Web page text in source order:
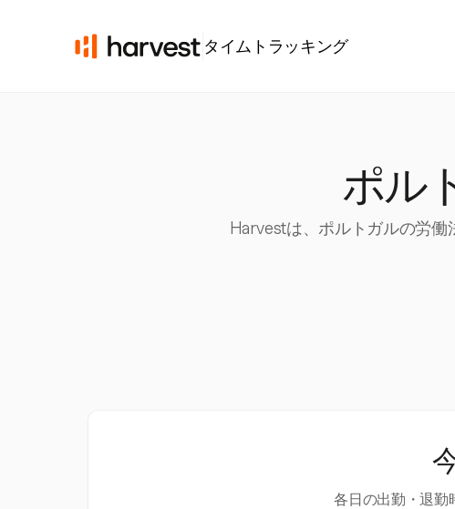
タイムトラッキング
ポル
Harvestは、ポルトガルの労働
各日の出勤・退勤